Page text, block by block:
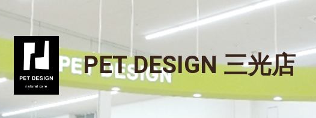
PET DESIGN 三光店